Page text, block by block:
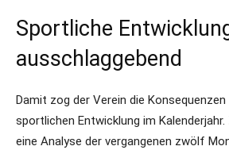
Sportliche
ausschlaggebend
Damit zog der Verein die
sportlichen Entwicklung im
eine Analyse der vergangenen zwölf